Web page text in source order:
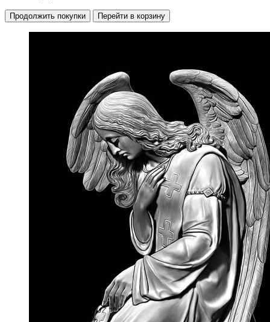
Продолжить покупки Перейти в корзину